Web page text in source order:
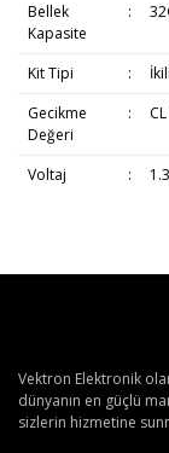
Bellek
Kapasite
:
Kit Tipi :
Gecikme
Değeri
:
Voltaj :
Vektron Elektronik
dünyanın en güçlü
sizlerin hizmetine